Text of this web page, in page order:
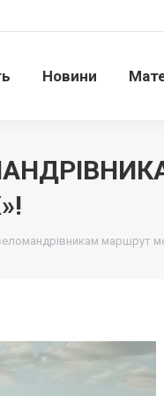
Новини
маршрут
Новини